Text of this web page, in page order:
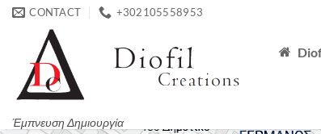
Μετάβαση
περιεχόμενο
CONTACT +302105558953
Έμπνευση Δημιουργία